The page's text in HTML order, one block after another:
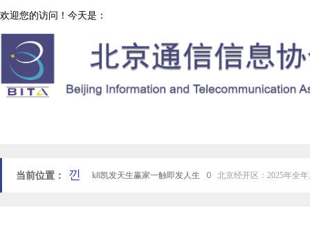
欢迎您的访问！今天是：
当前位置： k8凯发天生赢家一触即发人生 ꄲ 北京经开区：2025年全
낀